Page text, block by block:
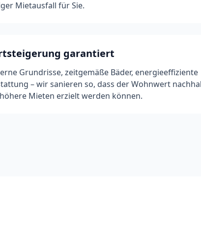
Mietausfall für Sie.
garantiert
Grundrisse, zeitgemäße Bäder, energieeffiziente
– wir sanieren so, dass der Wohnwert
Mieten erzielt werden können.